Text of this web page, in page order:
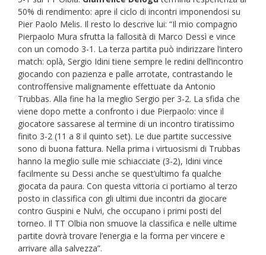
50% di rendimento: apre il ciclo di incontri imponendosi su
Pier Paolo Melis. Il resto lo descrive lui: “Il mio compagno
Pierpaolo Mura sfrutta la fallosità di Marco Dessì e vince
con un comodo 3-1. La terza partita può indirizzare l’intero
match: oplà, Sergio Idini tiene sempre le redini dell’incontro
giocando con pazienza e palle arrotate, contrastando le
controffensive malignamente effettuate da Antonio
Trubbas. Alla fine ha la meglio Sergio per 3-2. La sfida che
viene dopo mette a confronto i due Pierpaolo: vince il
giocatore sassarese al termine di un incontro tiratissimo
finito 3-2 (11 a 8 il quinto set). Le due partite successive
sono di buona fattura. Nella prima i virtuosismi di Trubbas
hanno la meglio sulle mie schiacciate (3-2), Idini vince
facilmente su Dessi anche se quest’ultimo fa qualche
giocata da paura. Con questa vittoria ci portiamo al terzo
posto in classifica con gli ultimi due incontri da giocare
contro Guspini e Nulvi, che occupano i primi posti del
torneo. Il TT Olbia non smuove la classifica e nelle ultime
partite dovrà trovare l’energia e la forma per vincere e
arrivare alla salvezza”.